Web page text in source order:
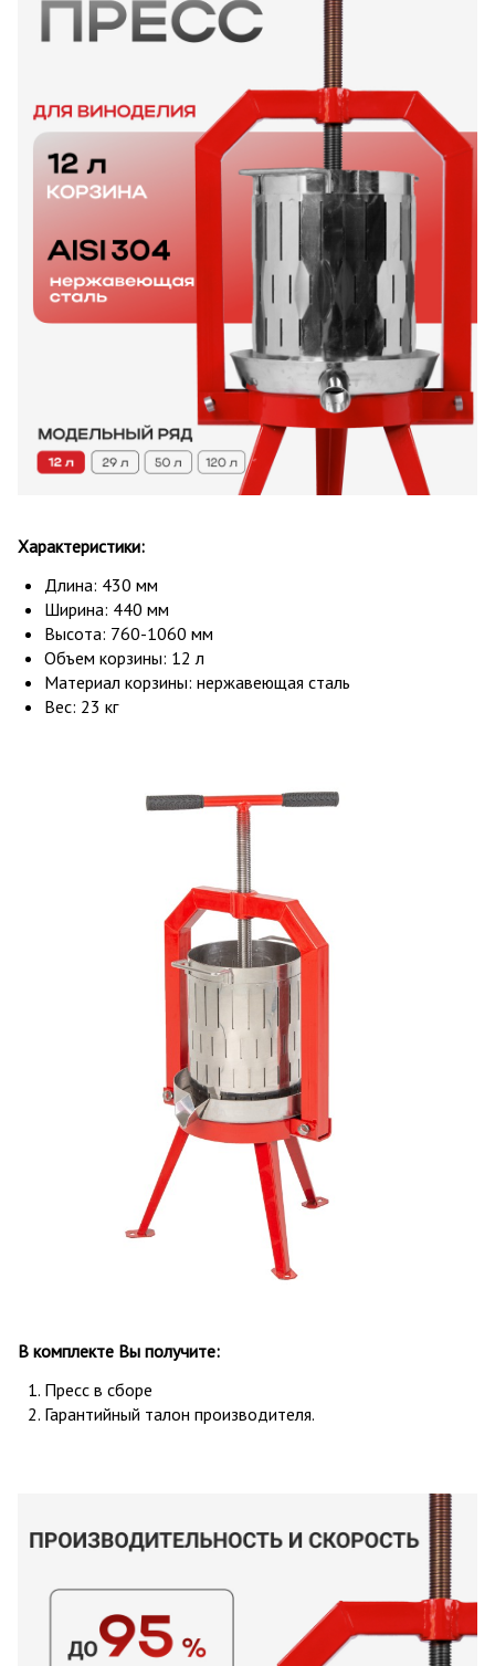
Характеристики:
Длина: 430 мм
Ширина: 440 мм
Высота: 760-1060 мм
Объем корзины: 12 л
Материал корзины: нержавеющая сталь
Вес: 23 кг
В комплекте Вы получите:
Пресс в сборе
Гарантийный талон производителя.